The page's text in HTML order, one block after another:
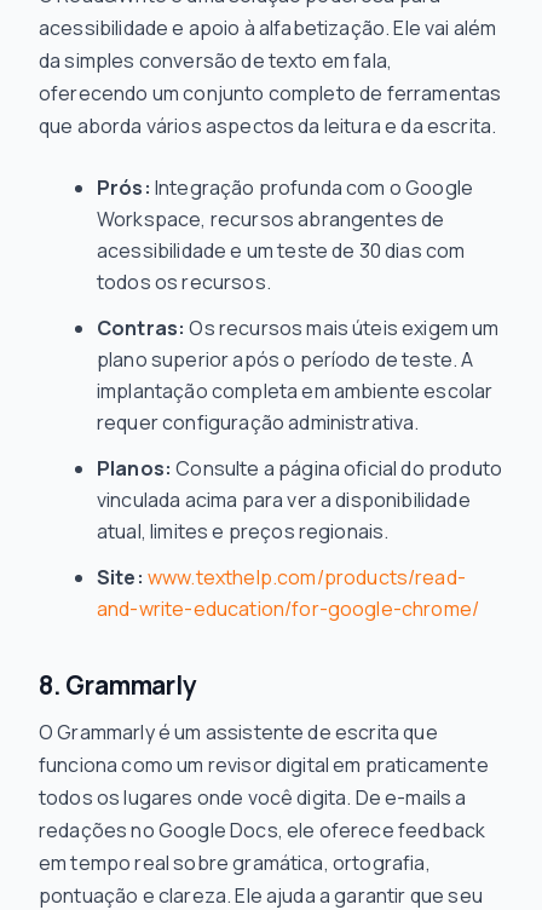
acessibilidade e apoio à alfabetização. Ele vai além
da simples conversão de texto em fala,
oferecendo um conjunto completo de ferramentas
que aborda vários aspectos da leitura e da escrita.
Prós: Integração profunda com o Google
Workspace, recursos abrangentes de
acessibilidade e um teste de 30 dias com
todos os recursos.
Contras: Os recursos mais úteis exigem um
plano superior após o período de teste. A
implantação completa em ambiente escolar
requer configuração administrativa.
Planos: Consulte a página oficial do produto
vinculada acima para ver a disponibilidade
atual, limites e preços regionais.
Site: www.texthelp.com/products/read-
and-write-education/for-google-chrome/
8. Grammarly
O Grammarly é um assistente de escrita que
funciona como um revisor digital em praticamente
todos os lugares onde você digita. De e-mails a
redações no Google Docs, ele oferece feedback
em tempo real sobre gramática, ortografia,
pontuação e clareza. Ele ajuda a garantir que seu